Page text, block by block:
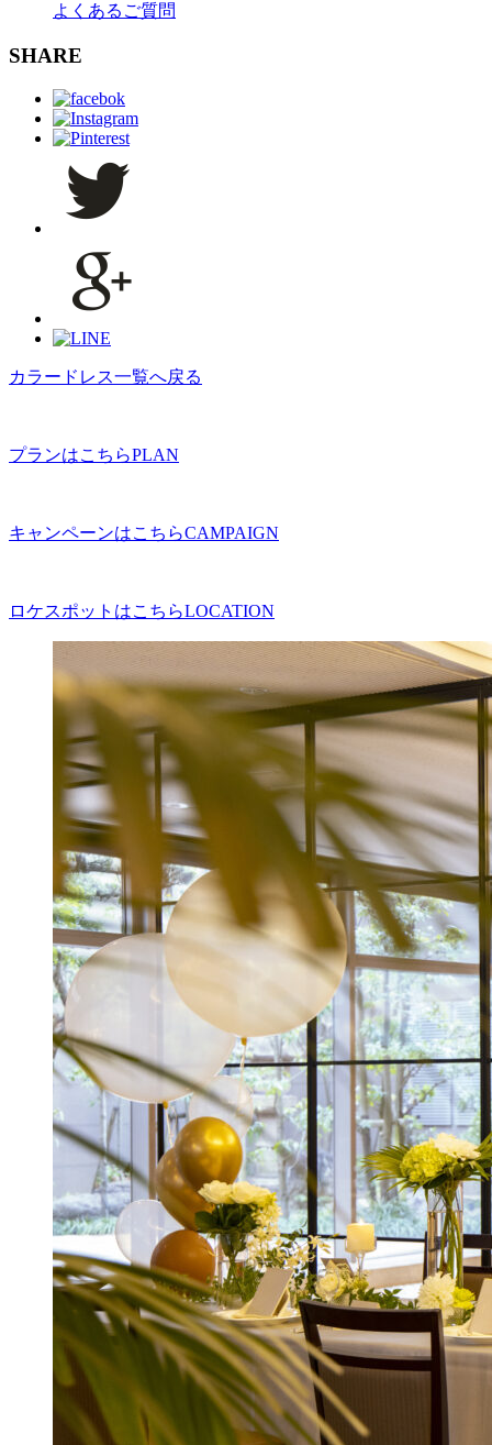
よくあるご質問
SHARE
カラードレス一覧へ戻る
プランはこちらPLAN
キャンペーンはこちらCAMPAIGN
ロケスポットはこちらLOCATION